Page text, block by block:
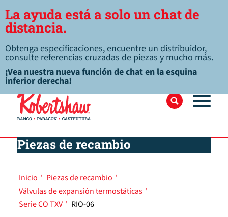
La ayuda está a solo un chat de
distancia.
Obtenga especificaciones, encuentre un distribuidor,
consulte referencias cruzadas de piezas y mucho más.
¡Vea nuestra nueva función de chat en la esquina
inferior derecha!
Piezas de recambio
Inicio ' Piezas de recambio '
Válvulas de expansión termostáticas '
Serie CO TXV ' RIO-06